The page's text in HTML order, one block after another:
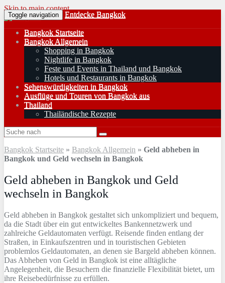
Skip to main content
Toggle navigation Entdecke Bangkok
Bangkok Startseite
Bangkok Allgemein
Shopping in Bangkok
Nightlife in Bangkok
Feste und Events in Thailand und Bangkok
Hotels und Restaurants in Bangkok
Sehenswürdigkeiten in Bangkok
Ausflüge und Touren von Bangkok aus
Thailand
Thailändische Rezepte
Bangkok Startseite » Bangkok Allgemein » Geld abheben in
Bangkok und Geld wechseln in Bangkok
Geld abheben in Bangkok und Geld
wechseln in Bangkok
Geld abheben in Bangkok gestaltet sich unkompliziert und bequem,
da die Stadt über ein gut entwickeltes Bankennetzwerk und
zahlreiche Geldautomaten verfügt. Reisende finden entlang der
Straßen, in Einkaufszentren und in touristischen Gebieten
problemlos Geldautomaten, an denen sie Bargeld abheben können.
Das Abheben von Geld in Bangkok ist eine alltägliche
Angelegenheit, die Besuchern die finanzielle Flexibilität bietet, um
ihre Reisebedürfnisse zu erfüllen.